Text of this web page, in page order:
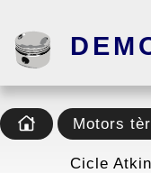
Motors
Cicle